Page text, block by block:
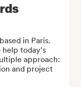
in Paris.
help today's
approach:
and project